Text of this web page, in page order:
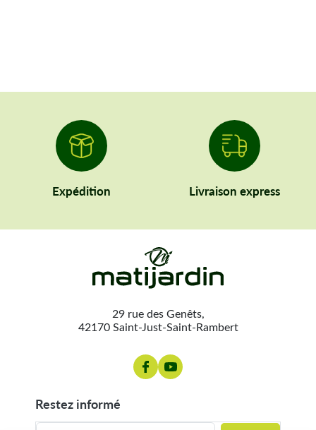
Expédition Livraison express
29 rue des Genêts,
42170 Saint-Just-Saint-Rambert
restez informé